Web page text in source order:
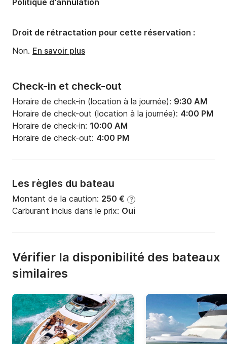
Check-in et check-out
Horaire de check-in (location à la journée): 9:30 AM
Horaire de check-out (location à la journée): 4:00 PM
Horaire de check-in: 10:00 AM
Horaire de check-out: 4:00 PM
Les règles du bateau
Montant de la caution: 250 € ?
Carburant inclus dans le prix: Oui
Politique d'annulation
Droit de rétractation pour cette réservation :
Non. En savoir plus
Vérifier la disponibilité des bateaux
similaires